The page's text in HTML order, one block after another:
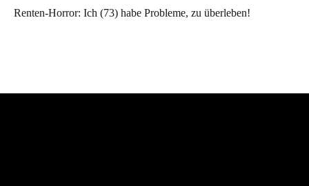
Renten-Horror: Ich (73) habe Probleme, zu überleben!